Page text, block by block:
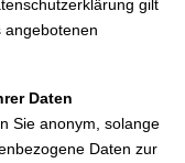
gilt
angebotenen
Daten
Sie anonym, solange
Daten zur